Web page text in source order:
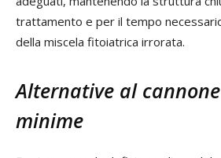
trattamento e per il tempo
della miscela fitoiatrica irrorata.
Alternative al
minime